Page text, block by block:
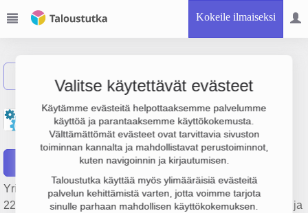
Kokeile ilmaiseksi
Valitse käytettävät evästeet
Käytämme evästeitä helpottaaksemme palvelumme
käyttöä ja parantaaksemme käyttökokemusta.
Välttämättömät evästeet ovat tarvittavia sivuston
toiminnan kannalta ja mahdollistavat perustoiminnot,
kuten navigoinnin ja kirjautumisen.
Taloustutka käyttää myös ylimääräisiä evästeitä
palvelun kehittämistä varten, jotta voimme tarjota
sinulle parhaan mahdollisen käyttökokemuksen.
Asunto-osakeyhtiö
Helsingin Otsola
Yrityksen Asunto-osakeyhtiö Helsingin Otsola liikevaihto on
220 000 € ja tulos -98 000 €. Sen päätoimiala on Asuntojen ja